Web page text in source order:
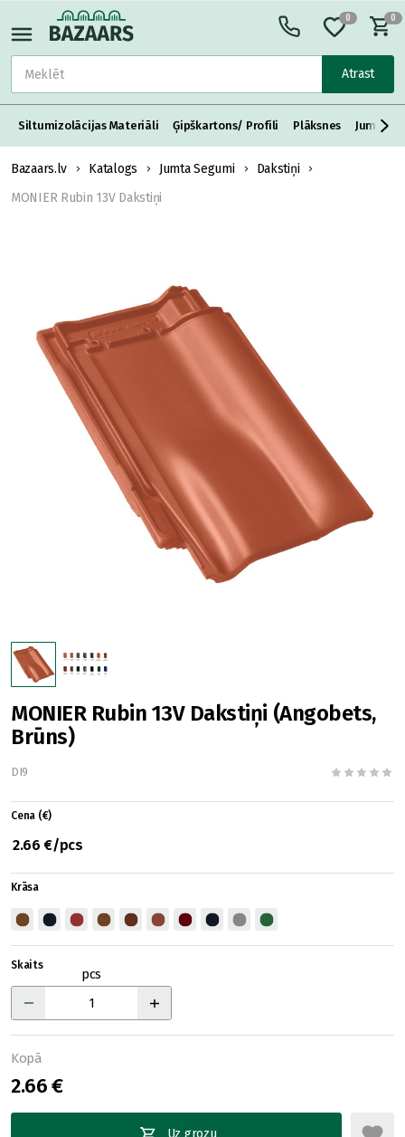
Atrast
0 0
Siltumizolācijas Materiāli Ģipškartons/ Profili Plāksnes Jumta
Bazaars.lv Katalogs Jumta Segumi
Dakstiņi
MONIER Rubin 13V Dakstiņi
MONIER Rubin 13V Dakstiņi (Angobets,
Brūns)
DI9
Cena (€)
2.66 €/pcs
Krāsa
Skaits
pcs
Kopā
2.66 €
Uz grozu